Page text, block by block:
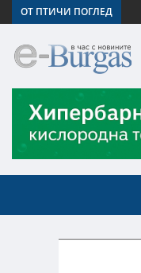
ОТ ПТИЧИ ПОГЛЕД